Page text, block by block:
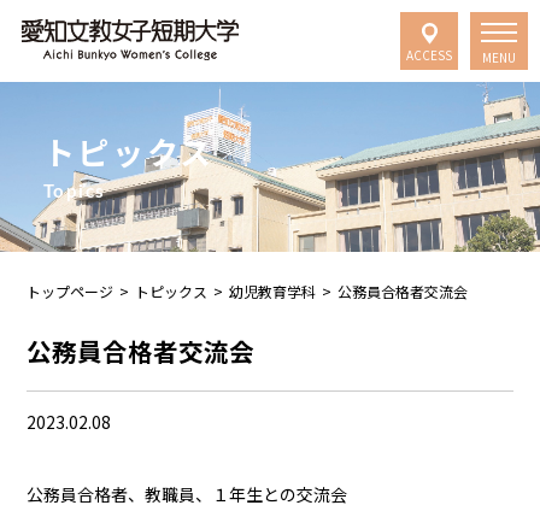
ACCESS
トピックス
Topics
MENU
トップページ > トピックス > 幼児教育学科 > 公務員合格者交流会
公務員合格者交流会
2023.02.08
公務員合格者、教職員、１年生との交流会